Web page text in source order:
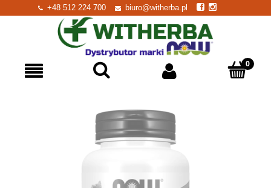
+48 512 224 700 biuro@witherba.pl